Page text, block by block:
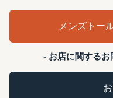
メンズトー
- お店に関する